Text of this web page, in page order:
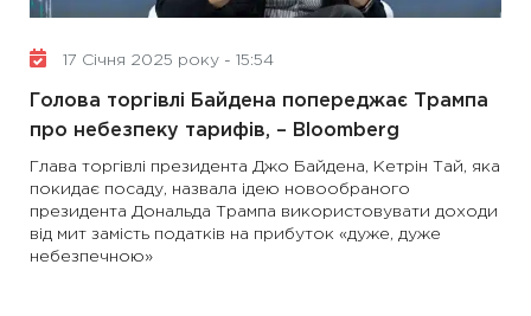
17 Січня 2025 року - 15:54
Голова торгівлі Байдена попереджає Трампа
про небезпеку тарифів, – Bloomberg
Глава торгівлі президента Джо Байдена, Кетрін Тай, яка
покидає посаду, назвала ідею новообраного
президента Дональда Трампа використовувати доходи
від мит замість податків на прибуток «дуже, дуже
небезпечною»